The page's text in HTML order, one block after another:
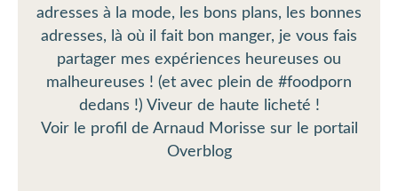
adresses à la mode, les bons plans, les bonnes
adresses, là où il fait bon manger, je vous fais
partager mes expériences heureuses ou
malheureuses ! (et avec plein de #foodporn
dedans !) Viveur de haute licheté !
Voir le profil de Arnaud Morisse sur le portail
Overblog